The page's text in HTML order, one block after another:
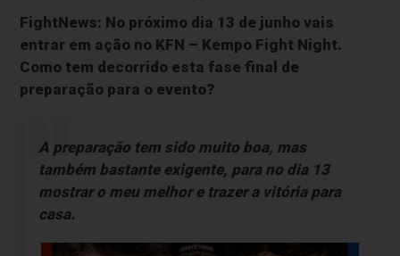
FightNews: No próximo dia 13 de junho vais
entrar em ação no KFN – Kempo Fight Night.
Como tem decorrido esta fase final de
preparação para o evento?
A preparação tem sido muito boa, mas
também bastante exigente, para no dia 13
mostrar o meu melhor e trazer a vitória para
casa.